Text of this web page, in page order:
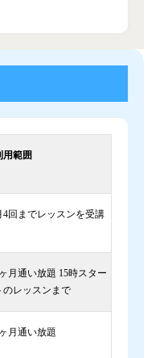
用範囲
4回までレッスンを受講
月通い放題 15時スター
のレッスンまで
月通い放題